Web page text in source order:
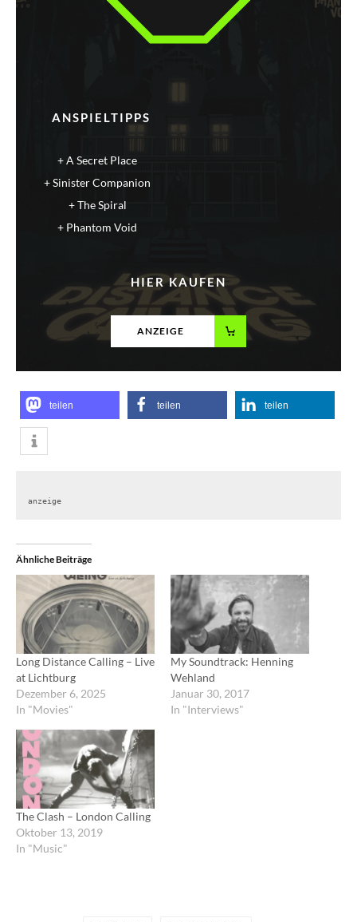
ANSPIELTIPPS
A Secret Place
Sinister Companion
The Spiral
Phantom Void
HIER KAUFEN
ANZEIGE
teilen teilen teilen
anzeige
Ähnliche Beiträge
Long Distance Calling – Live
at Lichtburg
Dezember 6, 2025
In "Movies"
My Soundtrack: Henning
Wehland
Januar 30, 2017
In "Interviews"
The Clash – London Calling
Oktober 13, 2019
In "Music"